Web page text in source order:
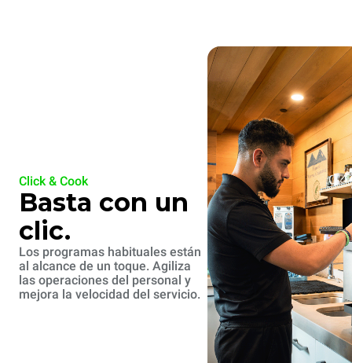
Click & Cook
Basta con un
clic.
Los programas habituales están
al alcance de un toque. Agiliza
las operaciones del personal y
mejora la velocidad del servicio.